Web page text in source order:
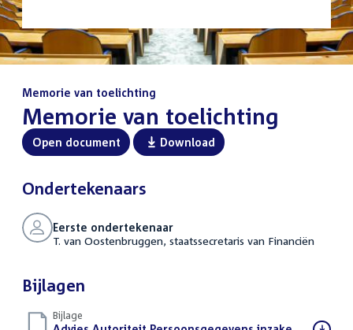
Memorie van toelichting
:Memorie van toelichting
Open document Download
Ondertekenaars
Eerste ondertekenaar
T. van Oostenbruggen, staatssecretaris van Financiën
Bijlagen
Bijlage